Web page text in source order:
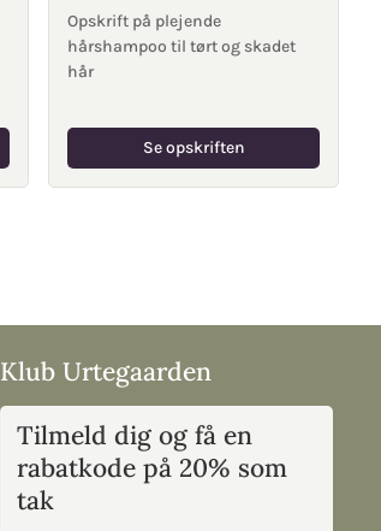
Opskrift på plejende
hårshampoo til tørt og skadet
hår
Se opskriften
Klub Urtegaarden
Tilmeld dig og få en
rabatkode på 20% som
tak